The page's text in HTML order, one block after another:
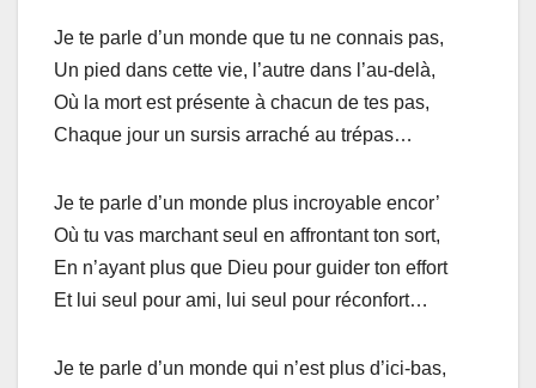
Je te parle d’un monde que tu ne connais pas,
Un pied dans cette vie, l’autre dans l’au-delà,
Où la mort est présente à chacun de tes pas,
Chaque jour un sursis arraché au trépas…
Je te parle d’un monde plus incroyable encor’
Où tu vas marchant seul en affrontant ton sort,
En n’ayant plus que Dieu pour guider ton effort
Et lui seul pour ami, lui seul pour réconfort…
Je te parle d’un monde qui n’est plus d’ici-bas,